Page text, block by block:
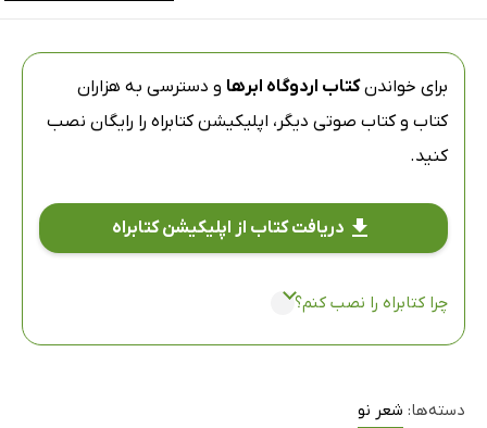
برای خواندنکتاب اردوگاه ابرها و دسترسی به هزاران
کتاب و کتاب صوتی دیگر، اپلیکیشن کتابراه را رایگان نصب
کنید.
دریافت کتاب از اپلیکیشن کتابراه
چرا کتابراه را نصب کنم؟
دسته‌ها: شعر نو